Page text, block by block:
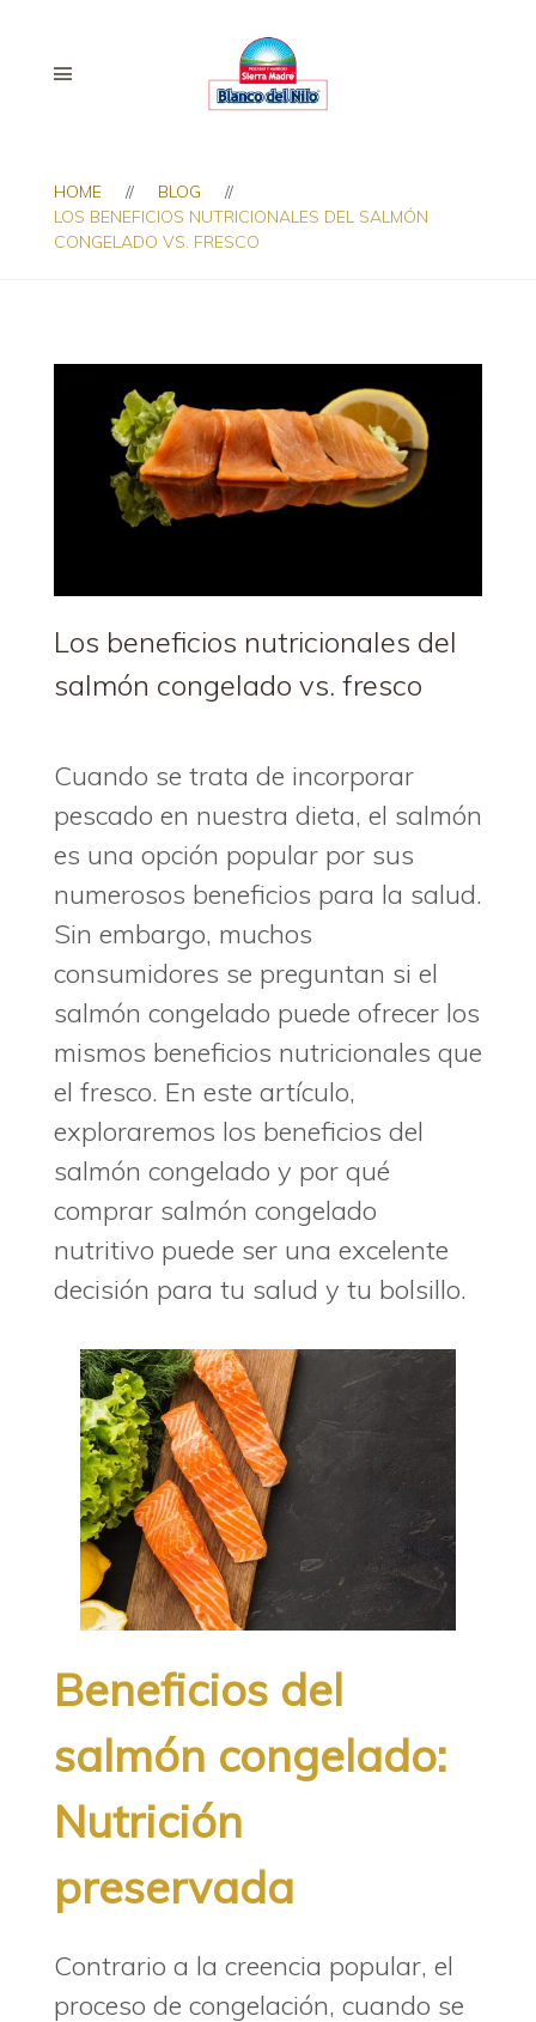
HOME
BLOG
LOS BENEFICIOS NUTRICIONALES DEL SALMÓN
CONGELADO VS. FRESCO
Los beneficios nutricionales del
salmón congelado vs. fresco
Cuando se trata de incorporar
pescado en nuestra dieta, el salmón
es una opción popular por sus
numerosos beneficios para la salud.
Sin embargo, muchos
consumidores se preguntan si el
salmón congelado puede ofrecer los
mismos beneficios nutricionales que
el fresco. En este artículo,
exploraremos los beneficios del
salmón congelado y por qué
comprar salmón congelado
nutritivo puede ser una excelente
decisión para tu salud y tu bolsillo.
Beneficios del
salmón congelado:
Nutrición
preservada
Contrario a la creencia popular, el
proceso de congelación, cuando se